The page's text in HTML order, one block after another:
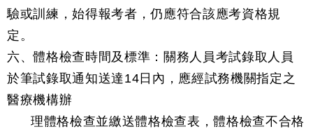
驗或訓練，始得報考者，仍應符合該應考資格規
定。
六、體格檢查時間及標準：關務人員考試錄取人員
於筆試錄取通知送達14日內，應經試務機關指定之
醫療機構辦
理體格檢查並繳送體格檢查表，體格檢查不合格